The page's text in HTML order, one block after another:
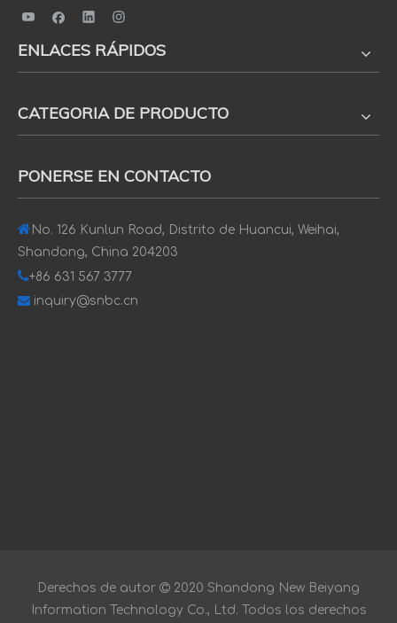
Mantenimiento SNBC
Gestión de monitoreo
Manejo de advertencia
 Control remoto y actualización
ENLACES RÁPIDOS
CATEGORIA DE PRODUCTO
PONERSE EN CONTACTO
 No. 126 Kunlun Road, Distrito de Huancui, Weihai,
Shandong, China 204203
+86 631 567 3777
 inquiry@snbc.cn
Derechos de autor  2020 Shandong New Beiyang
Information Technology Co., Ltd. Todos los derechos